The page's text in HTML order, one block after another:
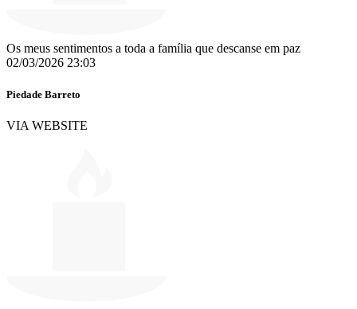
Os meus sentimentos a toda a família que descanse em paz
02/03/2026 23:03
Piedade Barreto
VIA WEBSITE